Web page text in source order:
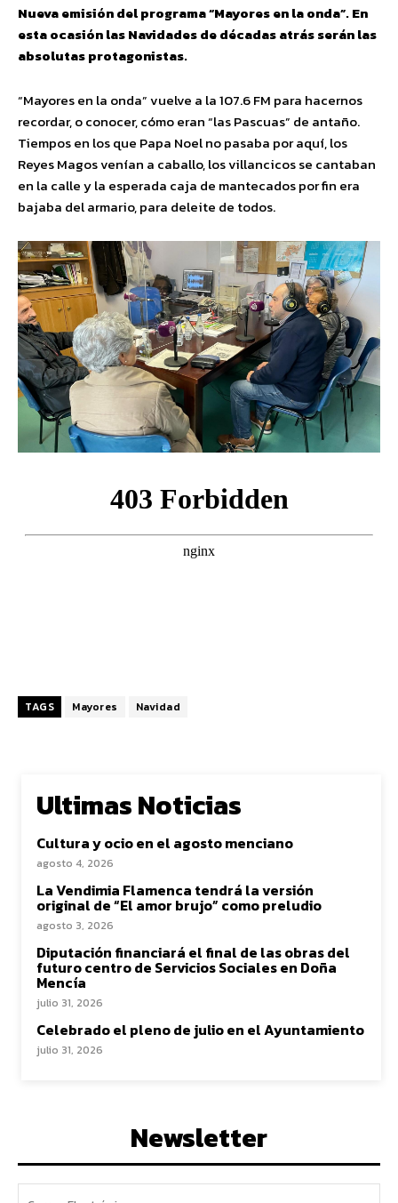
Nueva emisión del programa “Mayores en la onda”. En
esta ocasión las Navidades de décadas atrás serán las
absolutas protagonistas.
“Mayores en la onda” vuelve a la 107.6 FM para hacernos
recordar, o conocer, cómo eran “las Pascuas” de antaño.
Tiempos en los que Papa Noel no pasaba por aquí, los
Reyes Magos venían a caballo, los villancicos se cantaban
en la calle y la esperada caja de mantecados por fin era
bajaba del armario, para deleite de todos.
TAGS Mayores Navidad
Ultimas Noticias
Cultura y ocio en el agosto menciano
agosto 4, 2026
La Vendimia Flamenca tendrá la versión
original de “El amor brujo” como preludio
agosto 3, 2026
Diputación financiará el final de las obras del
futuro centro de Servicios Sociales en Doña
Mencía
julio 31, 2026
Celebrado el pleno de julio en el Ayuntamiento
julio 31, 2026
Newsletter